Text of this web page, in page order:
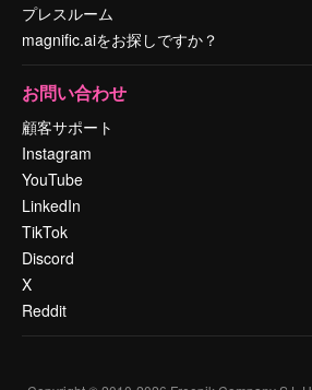
プレスルーム
magnific.aiをお探しですか？
お問い合わせ
顧客サポート
Instagram
YouTube
LinkedIn
TikTok
Discord
X
Reddit